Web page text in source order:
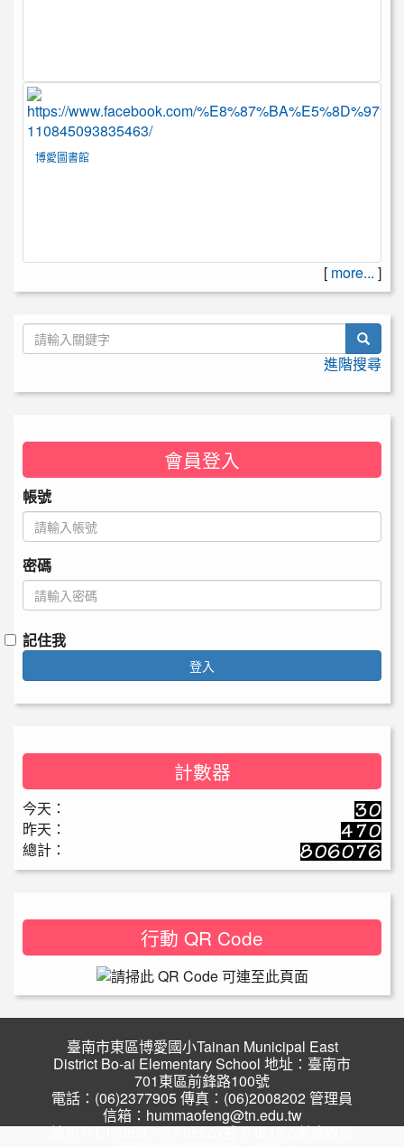
博愛圖書館
[ more... ]
進階搜尋
會員登入
帳號
密碼
記住我
登入
計數器
今天：
昨天：
總計：
行動 QR Code
臺南市東區博愛國小Tainan Municipal East
District Bo-ai Elementary School 地址：臺南市
701東區前鋒路100號
電話：(06)2377905 傳真：(06)2008202 管理員
信箱：hummaofeng@tn.edu.tw
請用 Chrome、 FireFox或 IE10.0瀏覽器以